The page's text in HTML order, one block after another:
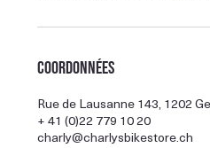
Coordonnées
Rue de Lausanne 143, 1202
+ 41 (0)22 779 10 20
charly@charlysbikestore.ch